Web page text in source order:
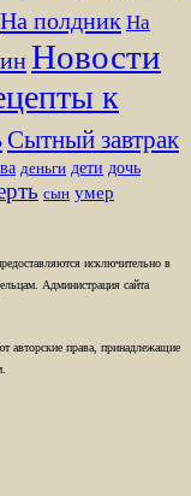
На полдник На
Новости
к
Сытный завтрак
деньги дети дочь
сын умер
исключительно в
Администрация сайта
авторские права, принадлежащие